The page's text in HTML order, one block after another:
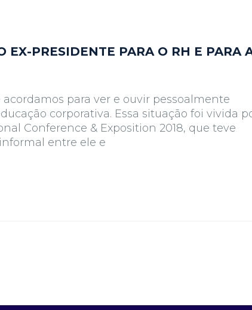
PRESIDENTE PARA O RH E PARA
para ver e ouvir pessoalmente
corporativa. Essa situação foi vivida
Conference & Exposition 2018, que teve
entre ele e